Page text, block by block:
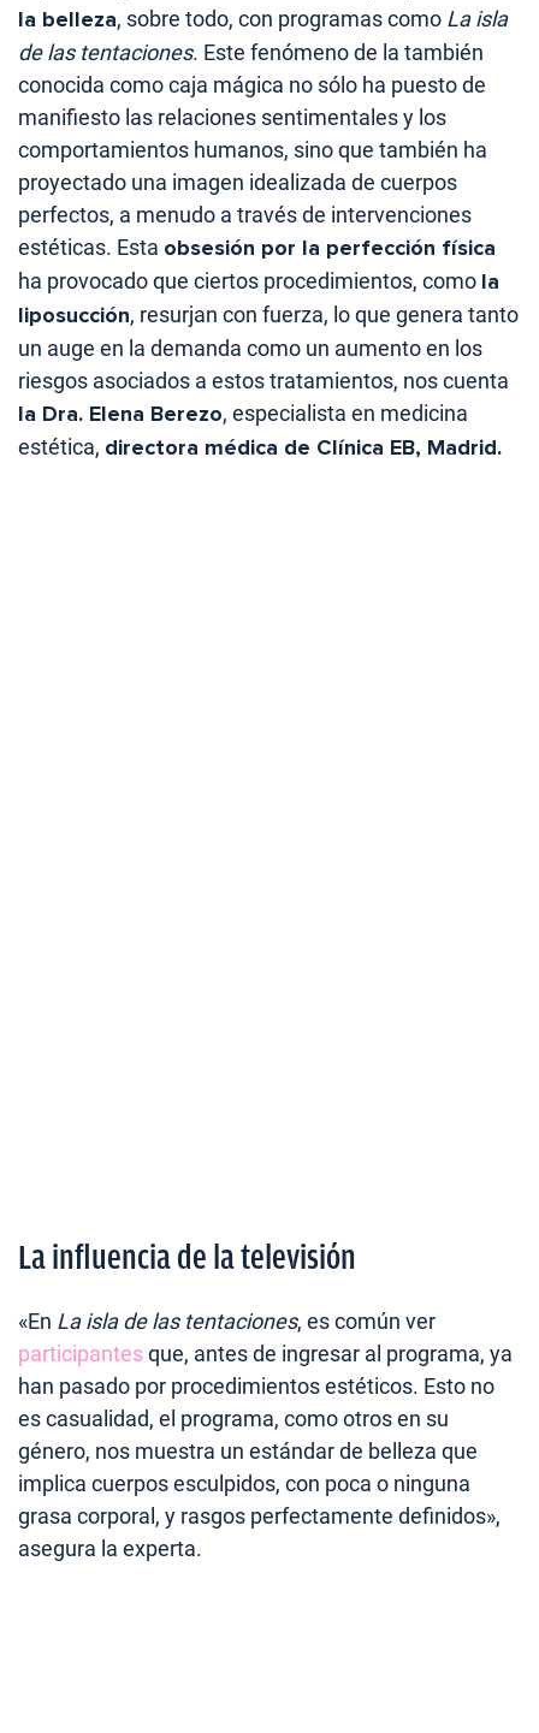
la belleza, sobre todo, con programas como La isla
de las tentaciones. Este fenómeno de la también
conocida como caja mágica no sólo ha puesto de
manifiesto las relaciones sentimentales y los
comportamientos humanos, sino que también ha
proyectado una imagen idealizada de cuerpos
perfectos, a menudo a través de intervenciones
estéticas. Esta obsesión por la perfección física
ha provocado que ciertos procedimientos, como la
liposucción, resurjan con fuerza, lo que genera tanto
un auge en la demanda como un aumento en los
riesgos asociados a estos tratamientos, nos cuenta
la Dra. Elena Berezo, especialista en medicina
estética, directora médica de Clínica EB, Madrid.
La influencia de la televisión
«En La isla de las tentaciones, es común ver
participantesque, antes de ingresar al programa, ya
han pasado por procedimientos estéticos. Esto no
es casualidad, el programa, como otros en su
género, nos muestra un estándar de belleza que
implica cuerpos esculpidos, con poca o ninguna
grasa corporal, y rasgos perfectamente definidos»,
asegura la experta.